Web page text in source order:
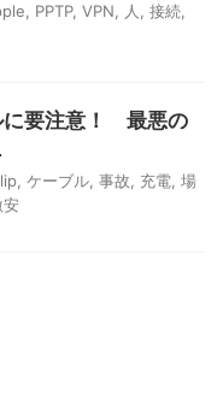
PPTP, VPN 人 接続
に要注意！ 最悪の
ケーブル 事故 充電 場
安